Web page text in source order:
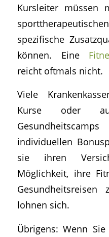
Kursleiter müssen
spezifische
können. Eine
reicht oftmals nicht.
Viele
Kurse oder
individuellen
sie ihren
Möglichkeit, ihre
Gesundheitsreisen
lohnen sich.
Übrigens: Wenn